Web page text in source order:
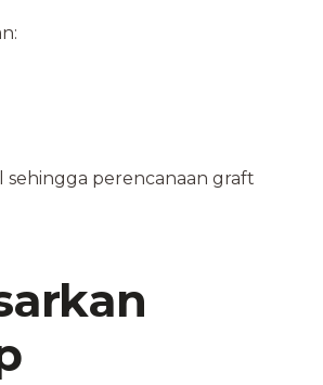
sehingga perencanaan graft